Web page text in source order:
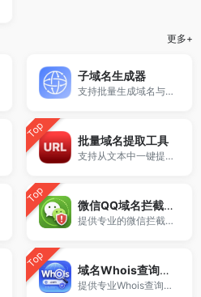
更多+
子域名生成器
支持批量生成域名与泛解析子域名，适用于站群部署、SEO测试与开发环境使用。
Top 批量域名提取工具
支持从文本中一键提取域名、URL或网址链接，自动识别http、https等格式并批量处理。
Top 微信QQ域名拦截检测
提供专业的微信拦截检测、QQ拦截检测、域名被墙检测服务，一键查询网站是否被封、被拦截或被限制访问。
Top 域名Whois查询工具
提供专业Whois查询与域名信息查询服务，支持查询域名注册信息、注册商、到期时间及DNS记录，适用于域名检测、SEO分析及站长工具使用。